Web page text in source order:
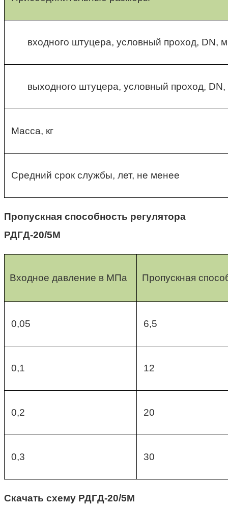
входного штуцера, условный проход, DN,
выходного штуцера, условный проход,
Масса, кг
Средний срок службы, лет, не менее
Пропускная способность регулятора
РДГД-20/5М
Входное давление в МПа Пропускная
0,05 6,5
0,1 12
0,2 20
0,3 30
Скачать схему РДГД-20/5М